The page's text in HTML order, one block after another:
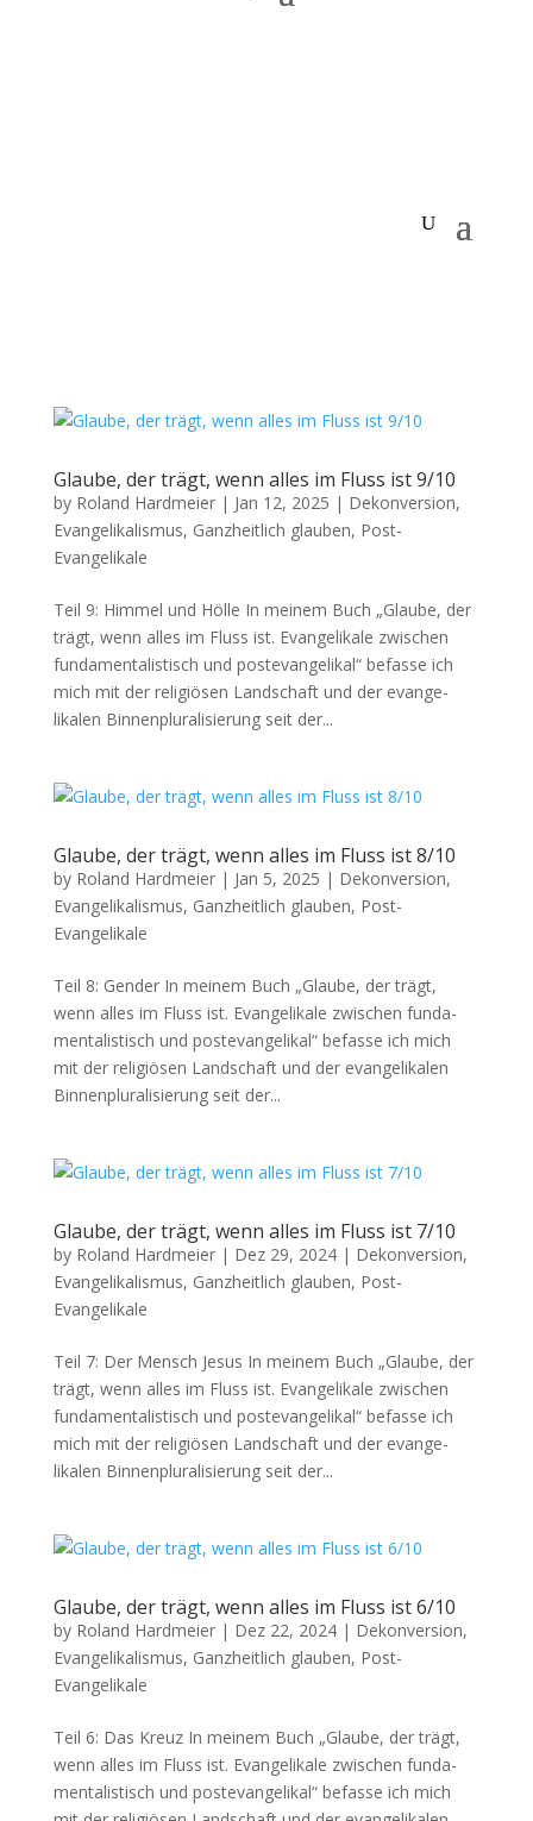
Glaube, der trägt, wenn alles im Fluss ist 9/10
by Roland Hardmeier| Jan 12, 2025 | Dekonversion,
Evangelikalismus, Ganzheitlich glauben, Post-
Evangelikale
Teil 9: Him­mel und Hölle In meinem Buch „Glaube, der
trägt, wenn alles im Fluss ist. Evan­ge­likale zwis­chen
fun­da­men­tal­is­tisch und poste­van­ge­likal“ befasse ich
mich mit der religiösen Land­schaft und der evan­ge­
likalen Bin­nen­plu­ral­isierung seit der...
Glaube, der trägt, wenn alles im Fluss ist 8/10
by Roland Hardmeier| Jan 5, 2025 | Dekonversion,
Evangelikalismus, Ganzheitlich glauben, Post-
Evangelikale
Teil 8: Gen­der In meinem Buch „Glaube, der trägt,
wenn alles im Fluss ist. Evan­ge­likale zwis­chen fun­da­
men­tal­is­tisch und poste­van­ge­likal“ befasse ich mich
mit der religiösen Land­schaft und der evan­ge­likalen
Bin­nen­plu­ral­isierung seit der...
Glaube, der trägt, wenn alles im Fluss ist 7/10
by Roland Hardmeier| Dez 29, 2024| Dekonversion,
Evangelikalismus, Ganzheitlich glauben, Post-
Evangelikale
Teil 7: Der Men­sch Jesus In meinem Buch „Glaube, der
trägt, wenn alles im Fluss ist. Evan­ge­likale zwis­chen
fun­da­men­tal­is­tisch und poste­van­ge­likal“ befasse ich
mich mit der religiösen Land­schaft und der evan­ge­
likalen Bin­nen­plu­ral­isierung seit der...
Glaube, der trägt, wenn alles im Fluss ist 6/10
by Roland Hardmeier| Dez 22, 2024| Dekonversion,
Evangelikalismus, Ganzheitlich glauben, Post-
Evangelikale
Teil 6: Das Kreuz In meinem Buch „Glaube, der trägt,
wenn alles im Fluss ist. Evan­ge­likale zwis­chen fun­da­
men­tal­is­tisch und poste­van­ge­likal“ befasse ich mich